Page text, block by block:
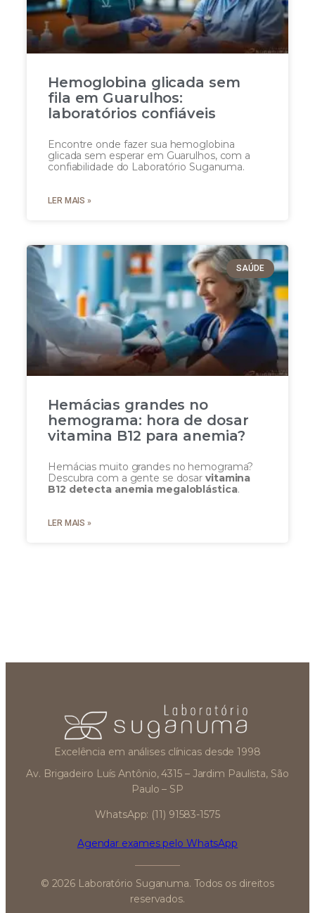
Hemoglobina glicada sem
fila em Guarulhos:
laboratórios confiáveis
Encontre onde fazer sua hemoglobina
glicada sem esperar em Guarulhos, com a
confiabilidade do Laboratório Suganuma.
LER MAIS »
SAÚDE
Hemácias grandes no
hemograma: hora de dosar
vitamina B12 para anemia?
Hemácias muito grandes no hemograma?
Descubra com a gente se dosar vitamina
B12 detecta anemia megaloblástica.
LER MAIS »
Excelência em análises clínicas desde 1998
Av. Brigadeiro Luís Antônio, 4315 – Jardim Paulista, São
Paulo – SP
WhatsApp: (11) 91583-1575
Agendar exames pelo WhatsApp
© 2026 Laboratório Suganuma. Todos os direitos
reservados.